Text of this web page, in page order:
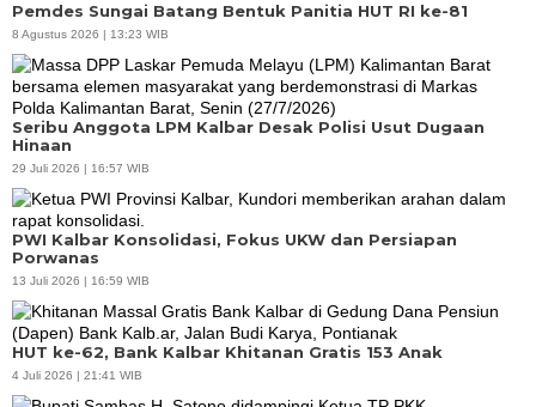
Pemdes Sungai Batang Bentuk Panitia HUT RI ke-81
8 Agustus 2026 | 13:23 WIB
Seribu Anggota LPM Kalbar Desak Polisi Usut Dugaan
Hinaan
29 Juli 2026 | 16:57 WIB
PWI Kalbar Konsolidasi, Fokus UKW dan Persiapan
Porwanas
13 Juli 2026 | 16:59 WIB
HUT ke-62, Bank Kalbar Khitanan Gratis 153 Anak
4 Juli 2026 | 21:41 WIB